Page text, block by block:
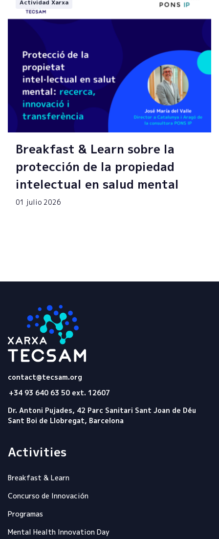
Actividad Xarxa
Breakfast & Learn sobre la
protección de la propiedad
intelectual en salud mental
01 julio 2026
contact@tecsam.org
+34 93 640 63 50 ext. 12607
Dr. Antoni Pujades, 42 Parc Sanitari Sant Joan de Déu
Sant Boi de Llobregat, Barcelona
Activities
Breakfast & Learn
Concurso de Innovación
Programas
Mental Health Innovation Day